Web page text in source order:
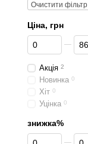
Очистити фільтр
Ціна, грн
Від Ціна, грн
До Ціна, грн
Акція 2
Новинка 0
Хіт 0
Уцінка 0
знижка%
Від знижка%
До знижка%